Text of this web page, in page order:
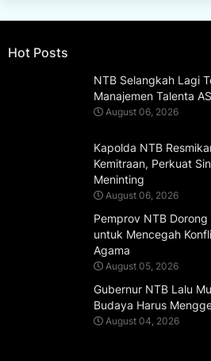
Hot Posts
NTB Selangkah Lagi
Manajemen Talenta
August 06, 2026
Kapolda NTB
Kemitraan, Perkuat
Meninting
August 06, 2026
Pemprov NTB
untuk Mencegah
Agama
August 05, 2026
Gubernur NTB Lalu
Budaya Harus
August 04, 2026